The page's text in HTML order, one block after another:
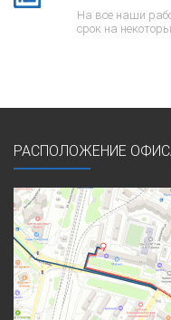
На все наши
срок на
РАСПОЛОЖЕНИЕ